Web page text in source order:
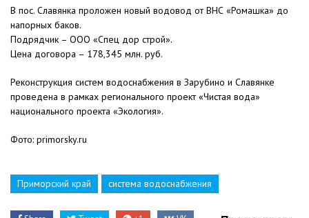
В пос. Славянка проложен новый водовод от ВНС «Ромашка» до
напорных баков.
Подрядчик – ООО «Спец дор строй».
Цена договора – 178,345 млн. руб.
Реконструкция систем водоснабжения в Зарубино и Славянке
проведена в рамках регионального проект «Чистая вода»
национального проекта «Экология».
Фото: primorsky.ru
Приморский край система водоснабжения